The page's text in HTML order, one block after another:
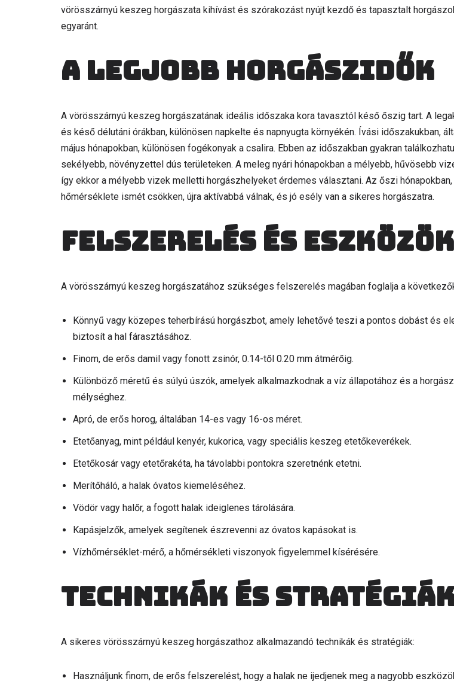
vörösszárnyú keszeg horgászata kihívást és szórakozást nyújt kezdő és tapasztalt
egyaránt.
A legjobb horgászidők
A vörösszárnyú keszeg horgászatának ideális időszaka kora tavasztól késő őszig tart. A
és késő délutáni órákban, különösen napkelte és napnyugta környékén. Ívási időszakukban,
május hónapokban, különösen fogékonyak a csalira. Ebben az időszakban gyakran
sekélyebb, növényzettel dús területeken. A meleg nyári hónapokban a mélyebb, hűvösebb
így ekkor a mélyebb vizek melletti horgászhelyeket érdemes választani. Az őszi
hőmérséklete ismét csökken, újra aktívabbá válnak, és jó esély van a sikeres horgászatra.
Felszerelés és eszközök
A vörösszárnyú keszeg horgászatához szükséges felszerelés magában foglalja a
Könnyű vagy közepes teherbírású horgászbot, amely lehetővé teszi a pontos dobást és
biztosít a hal fárasztásához.
Finom, de erős damil vagy fonott zsinór, 0.14-től 0.20 mm átmérőig.
Különböző méretű és súlyú úszók, amelyek alkalmazkodnak a víz állapotához és a
mélységhez.
Apró, de erős horog, általában 14-es vagy 16-os méret.
Etetőanyag, mint például kenyér, kukorica, vagy speciális keszeg etetőkeverékek.
Etetőkosár vagy etetőrakéta, ha távolabbi pontokra szeretnénk etetni.
Merítőháló, a halak óvatos kiemeléséhez.
Vödör vagy halőr, a fogott halak ideiglenes tárolására.
Kapásjelzők, amelyek segítenek észrevenni az óvatos kapásokat is.
Vízhőmérséklet-mérő, a hőmérsékleti viszonyok figyelemmel kísérésére.
Technikák és
A sikeres vörösszárnyú keszeg horgászathoz alkalmazandó technikák és stratégiák:
Használjunk finom, de erős felszerelést, hogy a halak ne ijedjenek meg a nagyobb